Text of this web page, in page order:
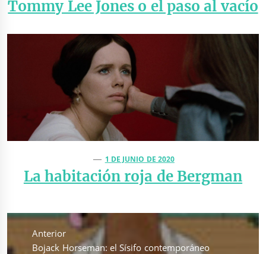
Tommy Lee Jones o el paso al vacío
1 DE JUNIO DE 2020
La habitación roja de Bergman
Navegación
entradas
Anterior
Entrada
Bojack Horseman: el Sísifo contemporáneo